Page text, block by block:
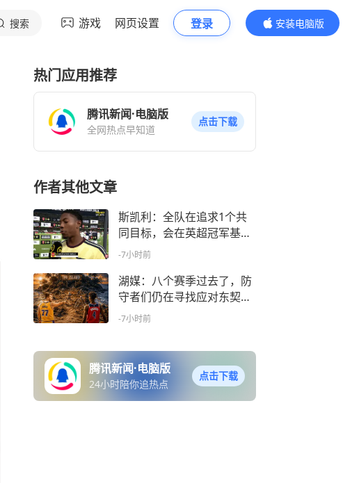
搜索 游戏 网页设置 登录
安装电脑版
内容更精彩
热门应用推荐
腾讯新闻·电脑版
全网热点早知道
点击下载
作者其他文章
斯凯利：全队在追求1个共
同目标，会在英超冠军基础
上更努力
-7小时前
湖媒：八个赛季过去了，防
守者们仍在寻找应对东契奇
之策
-7小时前
腾讯新闻·电脑版
24小时陪你追热点
点击下载